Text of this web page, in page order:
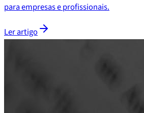
para empresas e profissionais.
Ler artigo